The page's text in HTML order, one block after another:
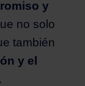
y
no solo
también
y el
.